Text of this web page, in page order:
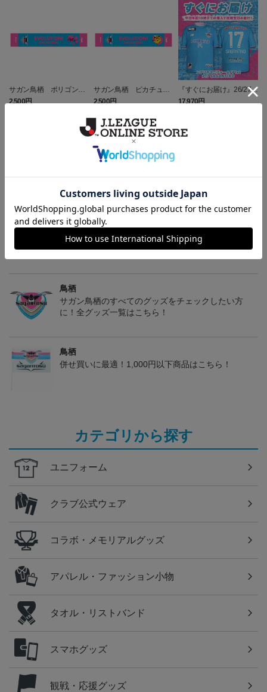
サガン鳥栖 ポリゴンZ
タオルマフラー
2,500円
サガン鳥栖 ピカチュウ
タオルマフラー
2,500円
『すぐにお届け』26/27レ
プリカユニフォームFP1st
17,970円
鳥栖
ニューバランスコラボグッズはこちら♪
鳥栖
サガン鳥栖のすべてのグッズをチェックしたい方
に！全グッズ一覧はこちら！
鳥栖
併せ買いに最適！1,000円以下商品はこちら！
カテゴリから探す
ユニフォーム
クラブ公式ウェア
コラボ・メモリアルグッズ
アパレル・ファッション小物
タオル・リストバンド
スマホグッズ
観戦・応援グッズ